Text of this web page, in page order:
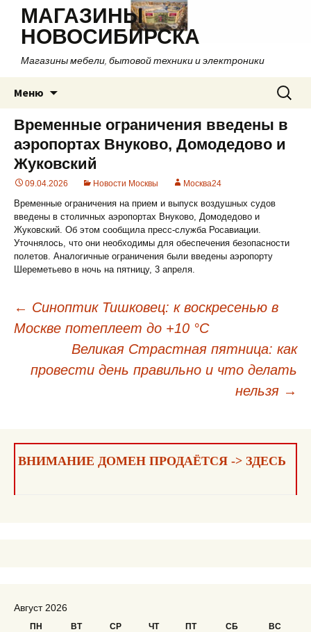
МАГАЗИНЫ
НОВОСИБИРСКА
Магазины мебели, бытовой техники и электроники
Меню
содержимому
Найти:
Временные ограничения введены в
аэропортах Внуково, Домодедово и
Жуковский
09.04.2026 Новости Москвы Москва24
Временные ограничения на прием и выпуск воздушных судов
введены в столичных аэропортах Внуково, Домодедово и
Жуковский. Об этом сообщила пресс-служба Росавиации.
Уточнялось, что они необходимы для обеспечения безопасности
полетов. Аналогичные ограничения были введены аэропорту
Шереметьево в ночь на пятницу, 3 апреля.
Навигация
записям
← Синоптик Тишковец: к воскресенью в
Москве потеплеет до +10 °C
Великая Страстная пятница: как
провести день правильно и что делать
нельзя →
ВНИМАНИЕ ДОМЕН ПРОДАЁТСЯ -> ЗДЕСЬ
Август 2026
ПН ВТ СР ЧТ ПТ СБ ВС